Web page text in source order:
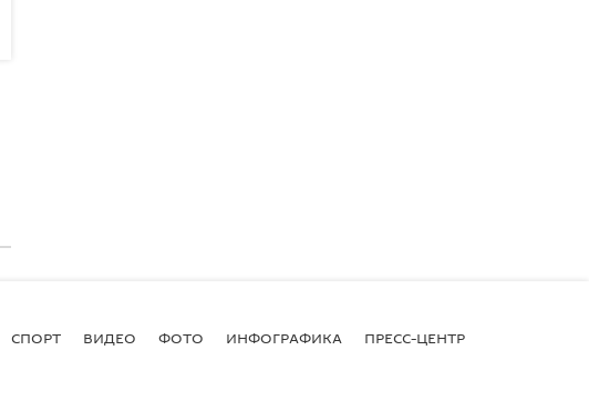
СПОРТ ВИДЕО ФОТО ИНФОГРАФИКА ПРЕСС-ЦЕНТР